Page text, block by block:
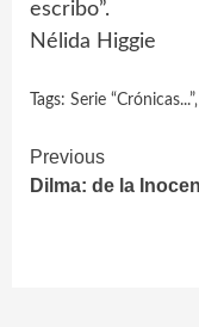
escribo”.
Nélida Higgie
Tags: Serie
Continue
Reading
Previous
Dilma: de la